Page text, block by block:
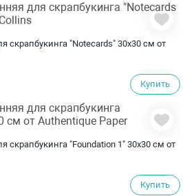
скрапбукинга "Notecards" 30х30 см от
Купить
скрапбукинга "Foundation 1" 30х30 см от
Купить